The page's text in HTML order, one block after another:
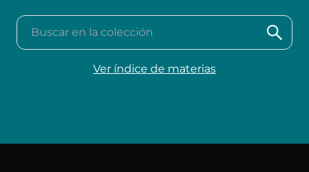
Buscar en la colección
Ver índice de materias